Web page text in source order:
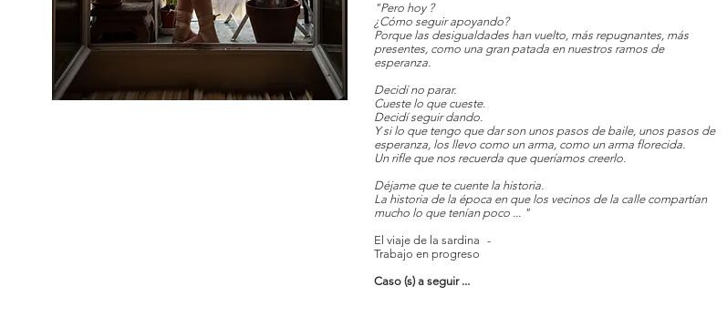
"Pero hoy ?
¿Cómo seguir apoyando?
Porque las desigualdades han vuelto, más repugnantes, más
presentes, como una gran patada en nuestros ramos de
esperanza.
Decidí no parar.
Cueste lo que cueste.
Decidí seguir dando.
Y si lo que tengo que dar son unos pasos de baile, unos pasos de
esperanza, los llevo como un arma, como un arma florecida.
Un rifle que nos recuerda que queríamos creerlo.
Déjame que te cuente la historia.
La historia de la época en que los vecinos de la calle compartían
mucho lo que tenían poco ... "
El viaje de la sardina -
Trabajo en progreso
Caso (s) a seguir ...